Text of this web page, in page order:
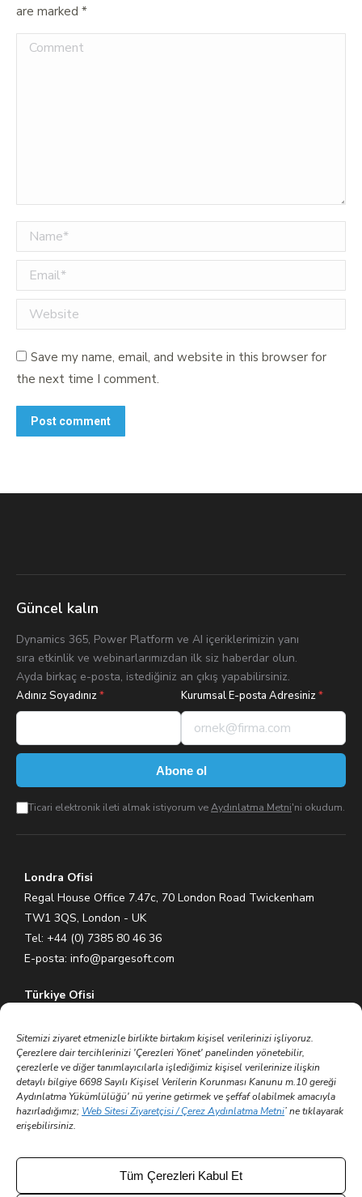
Sitemizi ziyaret etmenizle birlikte birtakım kişisel verilerinizi işliyoruz.
Çerezlere dair tercihlerinizi 'Çerezleri Yönet' panelinden yönetebilir,
çerezlerle ve diğer tanımlayıcılarla işlediğimiz kişisel verilerinize ilişkin
detaylı bilgiye 6698 Sayılı Kişisel Verilerin Korunması Kanunu m.10 gereği
Aydınlatma Yükümlülüğü' nü yerine getirmek ve şeffaf olabilmek amacıyla
hazırladığımız; Web Sitesi Ziyaretçisi / Çerez Aydınlatma Metni’ ne tıklayarak
erişebilirsiniz.
Tüm Çerezleri Kabul Et
are marked *
Comment
Name *
Email *
Website
Save my name, email, and website in this browser for
the next time I comment.
Post comment
Güncel kalın
Dynamics 365, Power Platform ve AI içeriklerimizin yanı
sıra etkinlik ve webinarlarımızdan ilk siz haberdar olun.
Ayda birkaç e-posta, istediğiniz an çıkış yapabilirsiniz.
Adınız Soyadınız* Kurumsal E-posta Adresiniz*
Abone ol
Ticari elektronik ileti almak istiyorum veAydınlatma Metni'ni okudum.
Londra Ofisi
Regal House Office 7.47c, 70 London Road Twickenham
TW1 3QS, London - UK
Tel: +44 (0) 7385 80 46 36
E-posta: info@pargesoft.com
Türkiye Ofisi
Ümraniye – İstanbul / Türkiye
Tel: +90 (216) 575 60 70
E-posta:
info@pargesoft.com
Trakya Teknopark Ofisi
Trakya Üniversitesi Ayşe Kadın Yerleşkesi
Merkez – Edirne / Türkiye
E-posta:info@pargesoft.com